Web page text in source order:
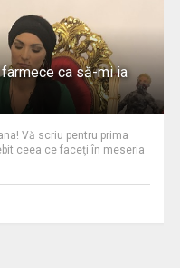
ca să-mi ia
Vă scriu pentru prima
ceea ce faceţi în meseria